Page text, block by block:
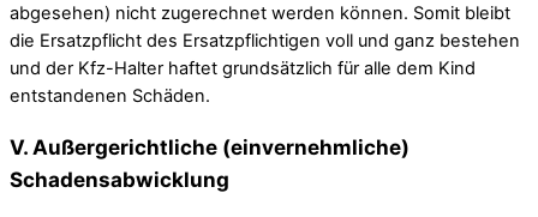
abgesehen) nicht zugerechnet werden können. Somit bleibt
die Ersatzpflicht des Ersatzpflichtigen voll und ganz bestehen
und der Kfz-Halter haftet grundsätzlich für alle dem Kind
entstandenen Schäden.
V. Außergerichtliche (einvernehmliche)
Schadensabwicklung